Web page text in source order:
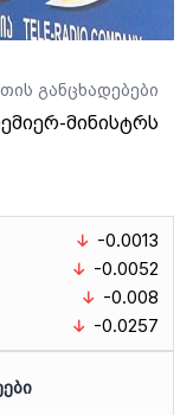
განცხადებები
მინისტრს
-0.0013
-0.0052
-0.008
-0.0257